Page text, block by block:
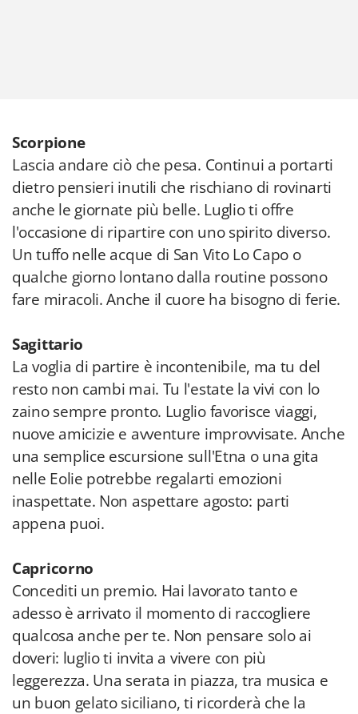
Scorpione
Lascia andare ciò che pesa. Continui a portarti
dietro pensieri inutili che rischiano di rovinarti
anche le giornate più belle. Luglio ti offre
l'occasione di ripartire con uno spirito diverso.
Un tuffo nelle acque di San Vito Lo Capo o
qualche giorno lontano dalla routine possono
fare miracoli. Anche il cuore ha bisogno di ferie.
Sagittario
La voglia di partire è incontenibile, ma tu del
resto non cambi mai. Tu l'estate la vivi con lo
zaino sempre pronto. Luglio favorisce viaggi,
nuove amicizie e avventure improvvisate. Anche
una semplice escursione sull'Etna o una gita
nelle Eolie potrebbe regalarti emozioni
inaspettate. Non aspettare agosto: parti
appena puoi.
Capricorno
Concediti un premio. Hai lavorato tanto e
adesso è arrivato il momento di raccogliere
qualcosa anche per te. Non pensare solo ai
doveri: luglio ti invita a vivere con più
leggerezza. Una serata in piazza, tra musica e
un buon gelato siciliano, ti ricorderà che la